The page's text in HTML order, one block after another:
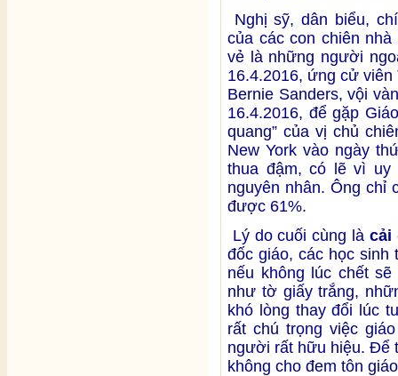
Nghị sỹ, dân biểu,
của các con chiên
vẻ là những người
16.4.2016, ứng cử viên
Bernie Sanders, vội
16.4.2016, để gặp
quang” của vị chủ
New York vào ngày
thua đậm, có lẽ vì uy
nguyên nhân. Ông chỉ
được 61%.
Lý do cuối cùng là cải
đốc giáo, các học
nếu không lúc chết
như tờ giấy trắng,
khó lòng thay đổi lúc
rất chú trọng việc
người rất hữu hiệu. Để
không cho đem tôn